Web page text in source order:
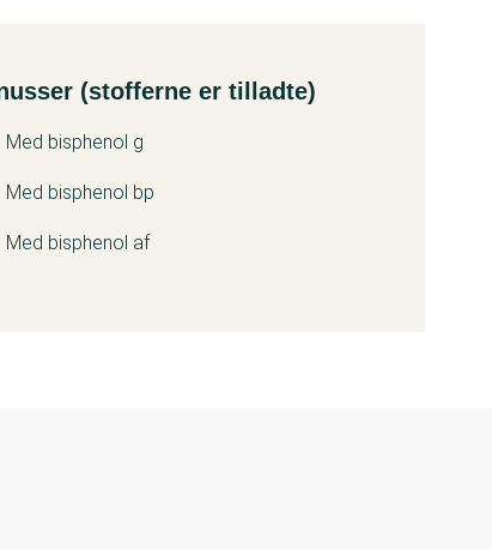
(stofferne er tilladte)
Med bisphenol g
Med bisphenol bp
Med bisphenol af